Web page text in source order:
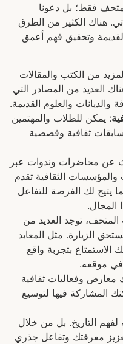
فقط؛ بل دعونا
هناك الكثير من الطرق
وتحقيق فهم أعمق
من الكتب والمقالات
العديد من المصادر التي
والديانات والعلوم القديمة.
: يمكن للطلاب والمهتمين
ثقافية وقصصية
عن محاضرات وندوات عبر
والمؤسسات الثقافية تقدم
يتيح لك الفرصة للتفاعل
المجال.
المتحف، توجد العديد من
الزيارة. مثل المعابد
الاستمتاع بتجربة واقع
في موقعه.
معارض وفعاليات ثقافية
المشاركة فيها لتوسيع
التاريخ. بل من خلال
معرفتك وتفاعل جذري